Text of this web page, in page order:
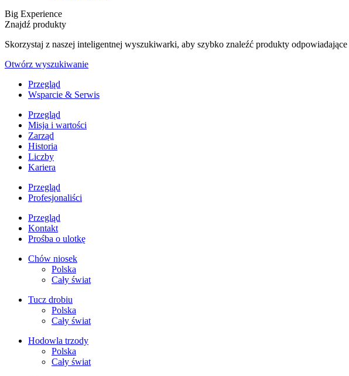
Big Experience
Znajdź produkty
Skorzystaj z naszej inteligentnej wyszukiwarki, aby szybko znaleźć produkty
Otwórz wyszukiwanie
Przegląd
Wsparcie & Serwis
Przegląd
Misja i wartości
Zarząd
Historia
Liczby
Kariera
Przegląd
Profesjonaliści
Przegląd
Kontakt
Prośba o ulotkę
Chów niosek
Polska
Cały świat
Tucz drobiu
Polska
Cały świat
Hodowla trzody
Polska
Cały świat